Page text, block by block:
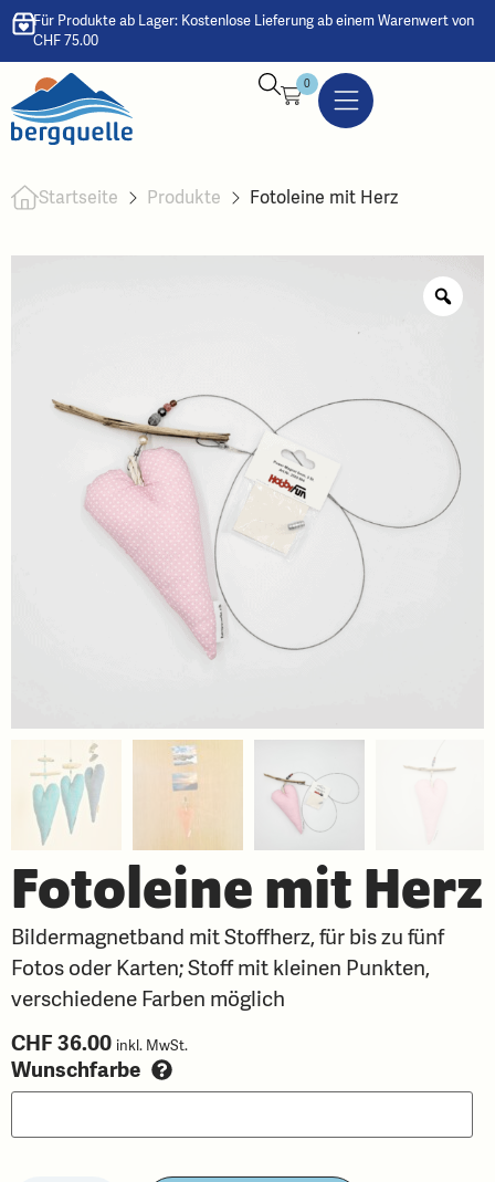
Für Produkte ab Lager: Kostenlose Lieferung ab einem Warenwert von
CHF 75.00
0
Startseite Produkte Fotoleine mit Herz
Fotoleine mit Herz
Bildermagnetband mit Stoffherz, für bis zu fünf
Fotos oder Karten; Stoff mit kleinen Punkten,
verschiedene Farben möglich
CHF 36.00 inkl. MwSt.
Wunschfarbe